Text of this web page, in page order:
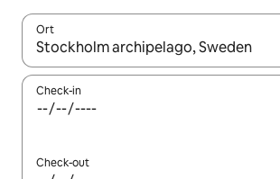
Ort
Wenn Ergebnisse verfügbar sind,
Check-in
Check-out